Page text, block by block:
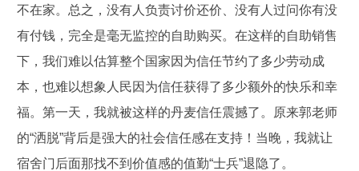
不在家。总之，没有人负责讨价还价、没有人过问你有没
有付钱，完全是毫无监控的自助购买。在这样的自助销售
下，我们难以估算整个国家因为信任节约了多少劳动成
本，也难以想象人民因为信任获得了多少额外的快乐和幸
福。第一天，我就被这样的丹麦信任震撼了。原来郭老师
的“洒脱”背后是强大的社会信任感在支持！当晚，我就让
宿舍门后面那找不到价值感的值勤“士兵”退隐了。